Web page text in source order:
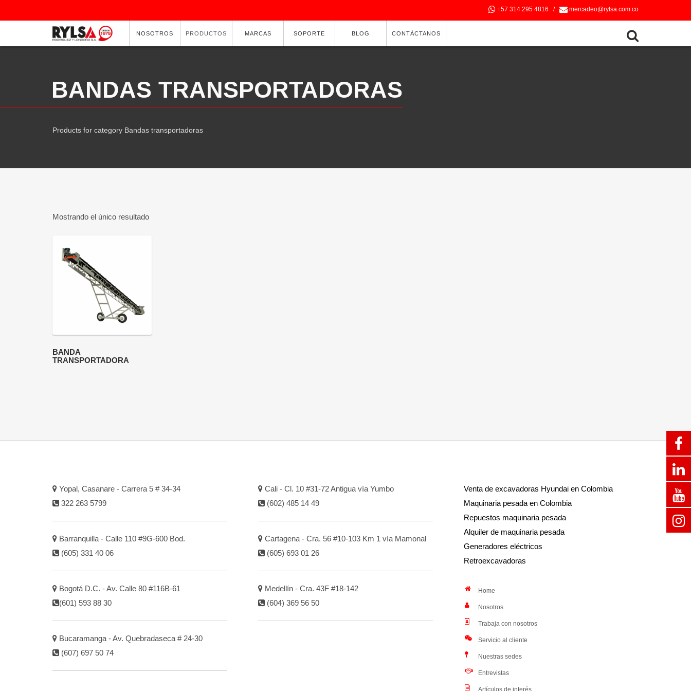
+57 314 295 4816 / mercadeo@rylsa.com.co
NOSOTROS PRODUCTOS MARCAS SOPORTE BLOG CONTÁCTANOS
BANDAS TRANSPORTADORAS
Products for category Bandas transportadoras
Mostrando el único resultado
BANDA
TRANSPORTADORA
Yopal, Casanare - Carrera 5 # 34-34
322 263 5799
Barranquilla - Calle 110 #9G-600 Bod.
(605) 331 40 06
Bogotá D.C. - Av. Calle 80 #116B-61
(601) 593 88 30
Bucaramanga - Av. Quebradaseca # 24-30
(607) 697 50 74
Cali - Cl. 10 #31-72 Antigua vía Yumbo
(602) 485 14 49
Cartagena - Cra. 56 #10-103 Km 1 vía Mamonal
(605) 693 01 26
Medellín - Cra. 43F #18-142
(604) 369 56 50
Venta de excavadoras Hyundai en Colombia
Maquinaria pesada en Colombia
Repuestos maquinaria pesada
Alquiler de maquinaria pesada
Generadores eléctricos
Retroexcavadoras
Home
Nosotros
Trabaja con nosotros
Servicio al cliente
Nuestras sedes
Entrevistas
Artículos de interés